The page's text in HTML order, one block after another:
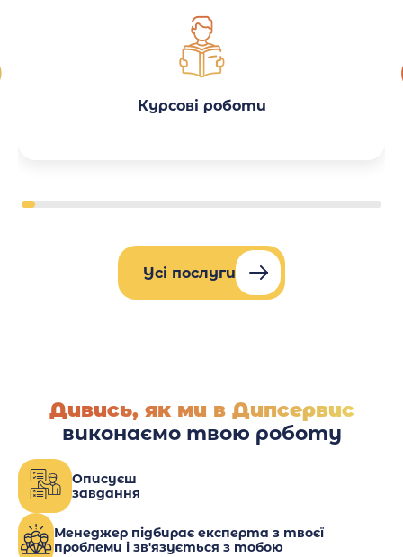
Курсові роботи
Усі послуги
Дивись, як ми в Дипсервис
виконаємо твою роботу
Описуєш
завдання
Менеджер підбирає експерта з твоєї
проблеми і зв'язується з тобою